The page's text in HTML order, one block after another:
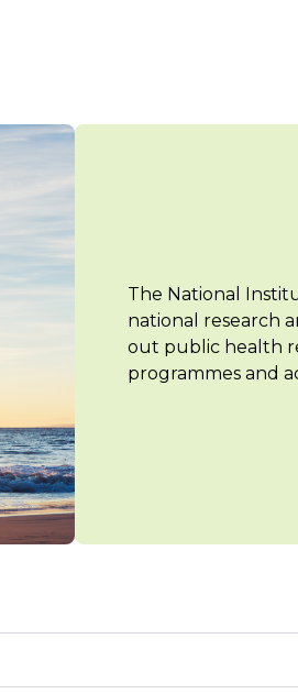
The National
national research
out public health
programmes and